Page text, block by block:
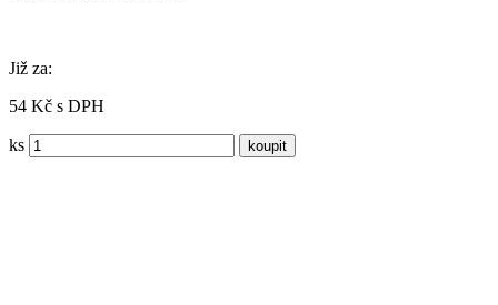
Již za:
54 Kč s DPH
ks